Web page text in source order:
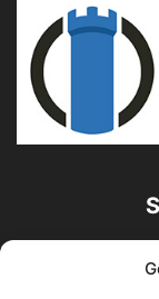
Diario Alhaurín
Francisco E.